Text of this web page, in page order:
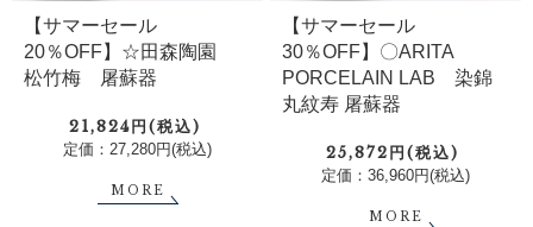
【サマーセール
20％OFF】☆田森陶園
松竹梅 屠蘇器
21,824円(税込)
定価：27,280円(税込)
MORE
【サマーセール
30％OFF】〇ARITA
PORCELAIN LAB 染錦
丸紋寿 屠蘇器
25,872円(税込)
定価：36,960円(税込)
MORE